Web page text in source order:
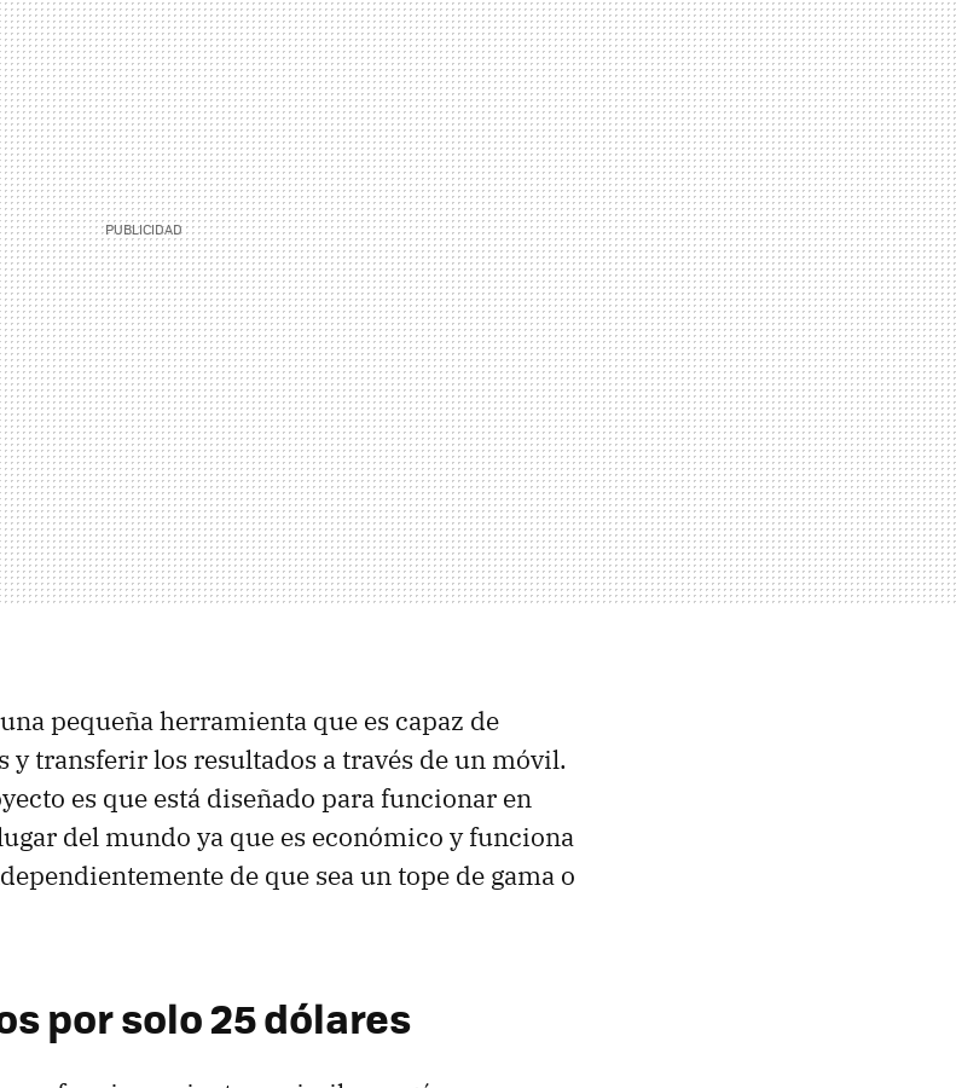
pequeña herramienta que es capaz de
transferir los resultados a través de un móvil.
es que está diseñado para funcionar en
del mundo ya que es económico y funciona
de que sea un tope de gama o
por solo 25 dólares